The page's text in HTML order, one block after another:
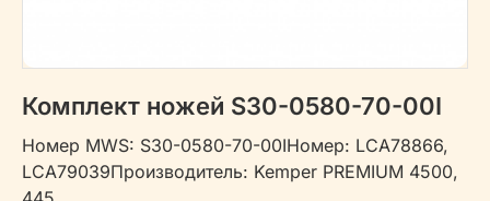
Комплект ножей S30-0580-70-00I
Номер MWS: S30-0580-70-00IНомер: LCA78866,
LCA79039Производитель: Kemper PREMIUM 4500,